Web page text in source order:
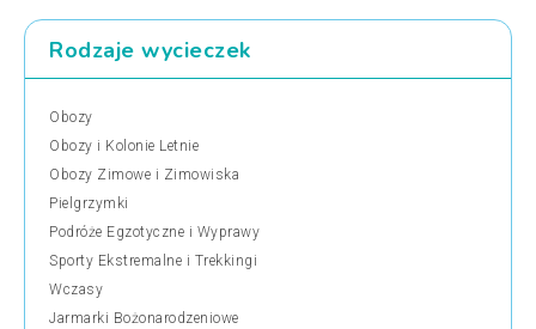
Rodzaje wycieczek
Obozy
Obozy i Kolonie Letnie
Obozy Zimowe i Zimowiska
Pielgrzymki
Podróże Egzotyczne i Wyprawy
Sporty Ekstremalne i Trekkingi
Wczasy
Jarmarki Bożonarodzeniowe